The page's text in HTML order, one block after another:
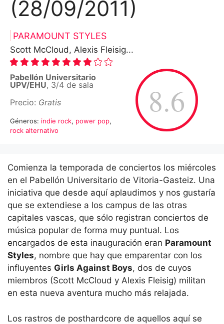
(28/09/2011)
PARAMOUNT STYLES
Scott McCloud, Alexis Fleisig...
8.6
Pabellón Universitario
UPV/EHU, 3/4 de sala
Precio: Gratis
Géneros: indie rock, power pop,
rock alternativo
Comienza la temporada de conciertos los miércoles
en el Pabellón Universitario de Vitoria-Gasteiz. Una
iniciativa que desde aquí aplaudimos y nos gustaría
que se extendiese a los campus de las otras
capitales vascas, que sólo registran conciertos de
música popular de forma muy puntual. Los
encargados de esta inauguración eran Paramount
Styles, nombre que hay que emparentar con los
influyentes Girls Against Boys, dos de cuyos
miembros (Scott McCloud y Alexis Fleisig) militan
en esta nueva aventura mucho más relajada.
Los rastros de posthardcore de aquellos aquí se